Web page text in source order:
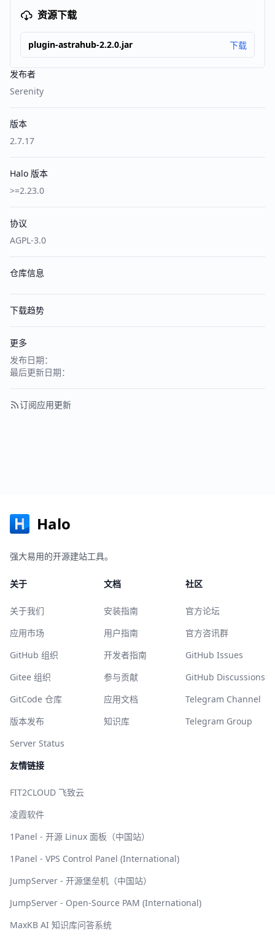
发布者
Serenity
版本
2.7.17
Halo 版本
>=2.23.0
协议
AGPL-3.0
仓库信息
下载趋势
更多
发布日期：
最后更新日期：
订阅应用更新
资源下载
plugin-astrahub-2.2.0.jar 下载
Halo
强大易用的开源建站工具。
关于
关于我们
应用市场
GitHub 组织
Gitee 组织
GitCode 仓库
版本发布
Server Status
文档
安装指南
用户指南
开发者指南
参与贡献
应用文档
知识库
社区
官方论坛
官方咨讯群
GitHub Issues
GitHub Discussions
Telegram Channel
Telegram Group
友情链接
FIT2CLOUD 飞致云
凌霞软件
1Panel - 开源 Linux 面板（中国站）
1Panel - VPS Control Panel (International)
JumpServer - 开源堡垒机（中国站）
JumpServer - Open-Source PAM (International)
MaxKB AI 知识库问答系统